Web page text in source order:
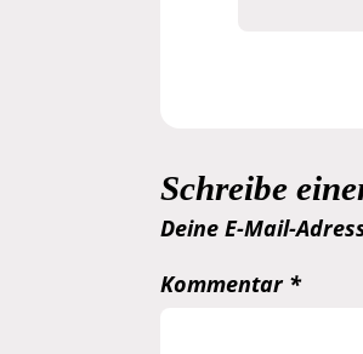
Schreibe
Deine E-Mail-
Kommentar *